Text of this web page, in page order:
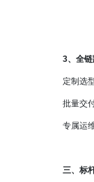
3、全
定制选型
批量交付
专属运维
三、标